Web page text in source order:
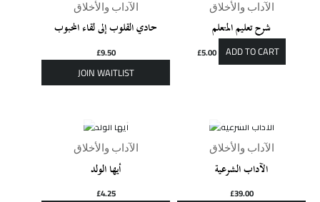
الآداب والأخلاق
حادي القلوب إلى لقاء المحبوب
£9.50
الآداب والأخلاق
شرح تعليم المتعلم
£5.00 ADD TO CART
الآداب والأخلاق
أيها الولد
£4.25
الآداب والأخلاق
الآداب الشرعية
£39.00